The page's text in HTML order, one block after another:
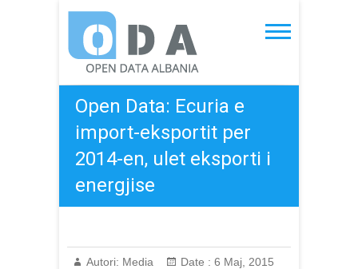
content
Open Data Albania
Open Data: Ecuria e
import-eksportit per
2014-en, ulet eksporti i
energjise
Autori: Media Date : 6 Maj, 2015